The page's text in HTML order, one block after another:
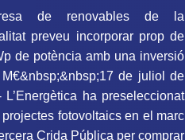
de renovables de la
preveu incorporar prop de
de potència amb una inversió
de juliol de
L’Energètica ha preseleccionat
projectes fotovoltaics en el marc
Crida Pública per comprar